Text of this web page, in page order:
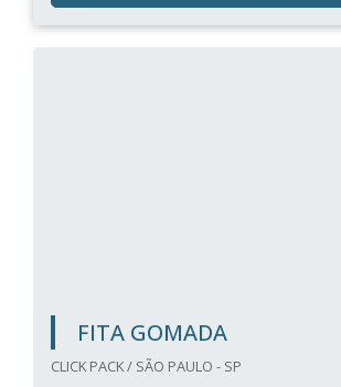
FITA GOMADA
CLICK PACK / SÃO PAULO - SP